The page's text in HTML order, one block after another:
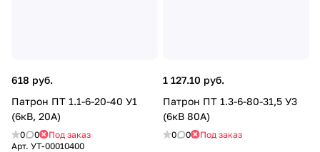
618 руб.
Патрон ПТ 1.1-6-20-40 У1
(6кВ, 20А)
0 0
Под заказ
Арт. УТ-00010400
1 127.10 руб.
Патрон ПТ 1.3-6-80-31,5 У3
(6кВ 80А)
0 0 Под заказ